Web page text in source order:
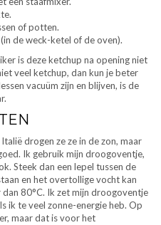
of potten.
de weck-ketel of de oven).
is deze ketchup na opening niet
veel ketchup, dan kun je beter
vacuüm zijn en blijven, is de
drogen ze ze in de zon, maar
Ik gebruik mijn droogoventje,
Steek dan een lepel tussen de
en het overtollige vocht kan
80°C. Ik zet mijn droogoventje
ik te veel zonne-energie heb. Op
maar dat is voor het